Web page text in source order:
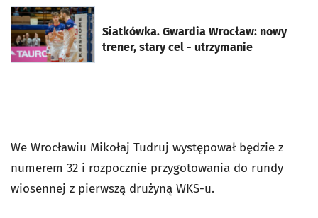
Siatkówka. Gwardia Wrocław: nowy
trener, stary cel - utrzymanie
otworzy się w nowej karcie
We Wrocławiu Mikołaj Tudruj występował będzie z
numerem 32 i rozpocznie przygotowania do rundy
wiosennej z pierwszą drużyną WKS-u.